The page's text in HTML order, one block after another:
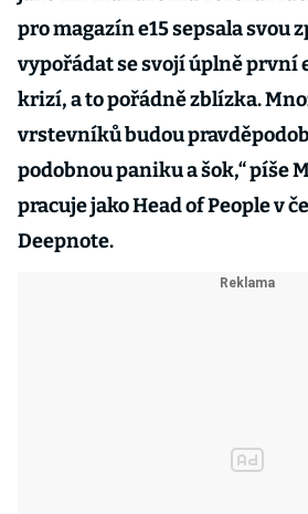
pro magazín e15 sepsala svou
vypořádat se svojí úplně první
krizí, a to pořádně zblízka.
vrstevníků budou
podobnou paniku a šok,“ píše
pracuje jako Head of People v
Deepnote.